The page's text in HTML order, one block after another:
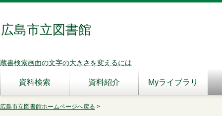
広島市立図書館
蔵書検索画面の文字の大きさを変えるには
資料検索 資料紹介 Myライブラリ
広島市立図書館ホームページへ戻る >